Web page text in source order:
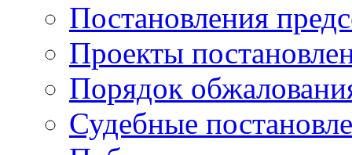
Постановления
Проекты
Порядок
Судебные